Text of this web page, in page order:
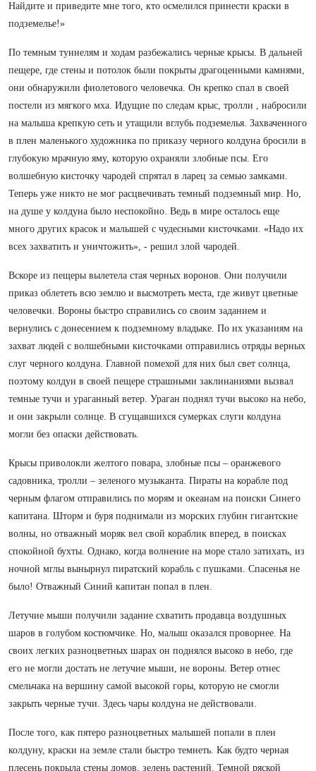
Найдите и приведите мне того, кто осмелился принести краски в
подземелье!»
По темным туннелям и ходам разбежались черные крысы. В дальней
пещере, где стены и потолок были покрыты драгоценными камнями,
они обнаружили фиолетового человечка. Он крепко спал в своей
постели из мягкого мха. Идущие по следам крыс, тролли , набросили
на малыша крепкую сеть и утащили вглубь подземелья. Захваченного
в плен маленького художника по приказу черного колдуна бросили в
глубокую мрачную яму, которую охраняли злобные псы. Его
волшебную кисточку чародей спрятал в ларец за семью замками.
Теперь уже никто не мог расцвечивать темный подземный мир. Но,
на душе у колдуна было неспокойно. Ведь в мире осталось еще
много других красок и малышей с чудесными кисточками. «Надо их
всех захватить и уничтожить», - решил злой чародей.
Вскоре из пещеры вылетела стая черных воронов. Они получили
приказ облететь всю землю и высмотреть места, где живут цветные
человечки. Вороны быстро справились со своим заданием и
вернулись с донесением к подземному владыке. По их указаниям на
захват людей с волшебными кисточками отправились отряды верных
слуг черного колдуна. Главной помехой для них был свет солнца,
поэтому колдун в своей пещере страшными заклинаниями вызвал
темные тучи и ураганный ветер. Ураган поднял тучи высоко на небо,
и они закрыли солнце. В сгущавшихся сумерках слуги колдуна
могли без опаски действовать.
Крысы приволокли желтого повара, злобные псы – оранжевого
садовника, тролли – зеленого музыканта. Пираты на корабле под
черным флагом отправились по морям и океанам на поиски Синего
капитана. Шторм и буря поднимали из морских глубин гигантские
волны, но отважный моряк вел свой кораблик вперед, в поисках
спокойной бухты. Однако, когда волнение на море стало затихать, из
ночной мглы вынырнул пиратский корабль с пушками. Спасенья не
было! Отважный Синий капитан попал в плен.
Летучие мыши получили задание схватить продавца воздушных
шаров в голубом костюмчике. Но, малыш оказался проворнее. На
своих легких разноцветных шарах он поднялся высоко в небо, где
его не могли достать не летучие мыши, не вороны. Ветер отнес
смельчака на вершину самой высокой горы, которую не смогли
закрыть черные тучи. Здесь чары колдуна не действовали.
После того, как пятеро разноцветных малышей попали в плен
колдуну, краски на земле стали быстро темнеть. Как будто черная
плесень покрыла стены домов, зелень растений. Темной ряской